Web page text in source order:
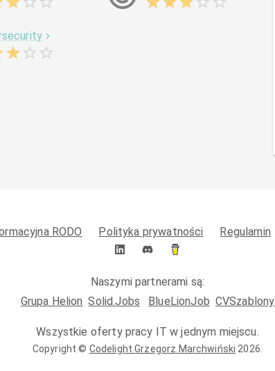
RODO Polityka prywatności Regulamin
Naszymi partnerami są:
Grupa Helion Solid.Jobs BlueLionJob CVSzablony
Wszystkie oferty pracy IT w jednym miejscu.
Copyright © Codelight Grzegorz Marchwiński 2026.